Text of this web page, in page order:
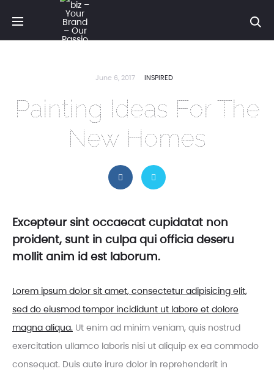
June 6, 2017 INSPIRED
Painting Ideas For The
New Homes
Excepteur sint occaecat cupidatat non
proident, sunt in culpa qui officia deseru
mollit anim id est laborum.
Lorem ipsum dolor sit amet, consectetur adipisicing elit,
sed do eiusmod tempor incididunt ut labore et dolore
magna aliqua. Ut enim ad minim veniam, quis nostrud
exercitation ullamco laboris nisi ut aliquip ex ea commodo
consequat. Duis aute irure dolor in reprehenderit in